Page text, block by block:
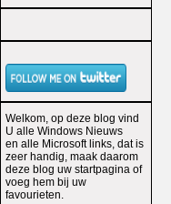
Welkom, op deze blog vind
U alle Windows Nieuws
en alle Microsoft links, dat is
zeer handig, maak daarom
deze blog uw startpagina of
voeg hem bij uw
favourieten.